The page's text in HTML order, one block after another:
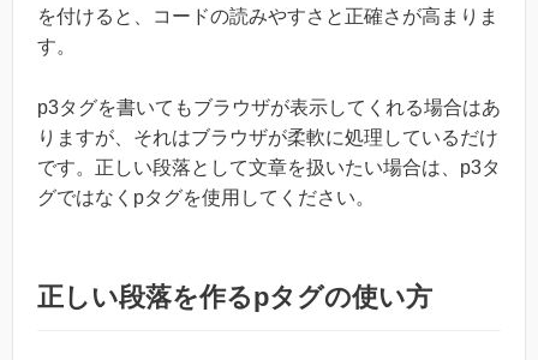
を付けると、コードの読みやすさと正確さが高まりま
す。
p3タグを書いてもブラウザが表示してくれる場合はあ
りますが、それはブラウザが柔軟に処理しているだけ
です。正しい段落として文章を扱いたい場合は、p3タ
グではなくpタグを使用してください。
正しい段落を作るpタグの使い方